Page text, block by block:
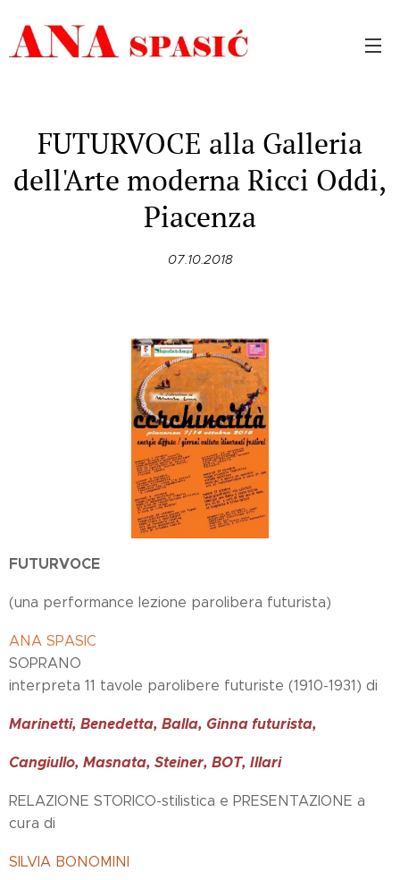
FUTURVOCE alla Galleria
dell'Arte moderna Ricci Oddi,
Piacenza
07.10.2018
FUTURVOCE
(una performance lezione parolibera futurista)
ANA SPASIC
SOPRANO
interpreta 11 tavole parolibere futuriste (1910-1931) di
Marinetti, Benedetta, Balla, Ginna futurista,
Cangiullo, Masnata, Steiner, BOT, Illari
RELAZIONE STORICO-stilistica e PRESENTAZIONE a
cura di
SILVIA BONOMINI